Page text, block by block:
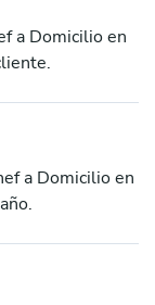
a Domicilio en
a Domicilio en